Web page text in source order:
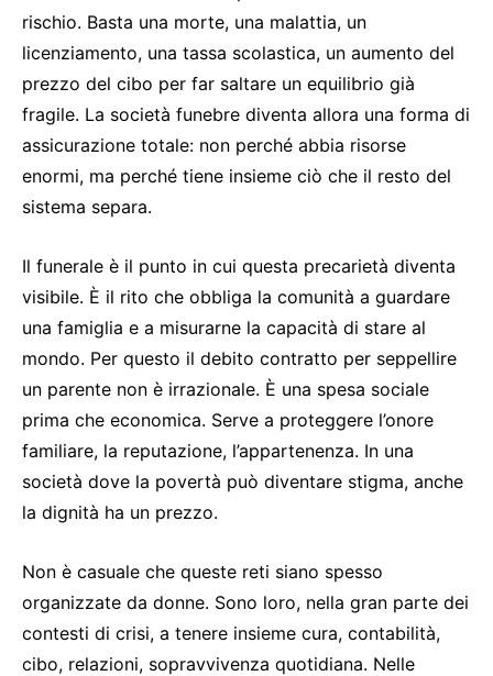
rischio. Basta una morte, una malattia, un
licenziamento, una tassa scolastica, un aumento del
prezzo del cibo per far saltare un equilibrio già
fragile. La società funebre diventa allora una forma di
assicurazione totale: non perché abbia risorse
enormi, ma perché tiene insieme ciò che il resto del
sistema separa.
Il funerale è il punto in cui questa precarietà diventa
visibile. È il rito che obbliga la comunità a guardare
una famiglia e a misurarne la capacità di stare al
mondo. Per questo il debito contratto per seppellire
un parente non è irrazionale. È una spesa sociale
prima che economica. Serve a proteggere l’onore
familiare, la reputazione, l’appartenenza. In una
società dove la povertà può diventare stigma, anche
la dignità ha un prezzo.
Non è casuale che queste reti siano spesso
organizzate da donne. Sono loro, nella gran parte dei
contesti di crisi, a tenere insieme cura, contabilità,
cibo, relazioni, sopravvivenza quotidiana. Nelle